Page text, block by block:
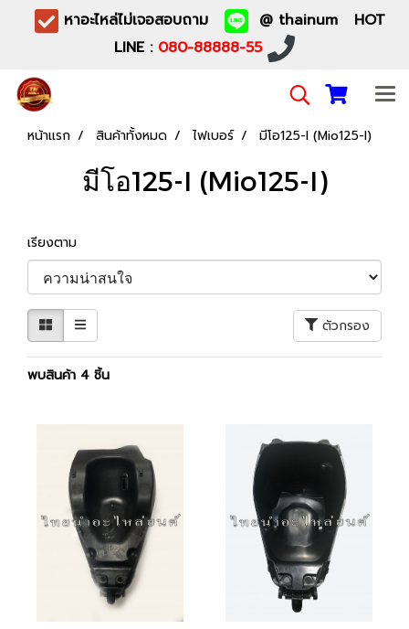
หาอะไหล่ไม่เจอสอบถาม
@ thainum HOT
LINE : 080-88888-55
หน้าแรก สินค้าทั้งหมด ไฟเบอร์ มีโอ125-I (Mio125-I)
มีโอ125-I (Mio125-I)
เรียงตาม
ตัวกรอง
พบสินค้า 4 ชิ้น